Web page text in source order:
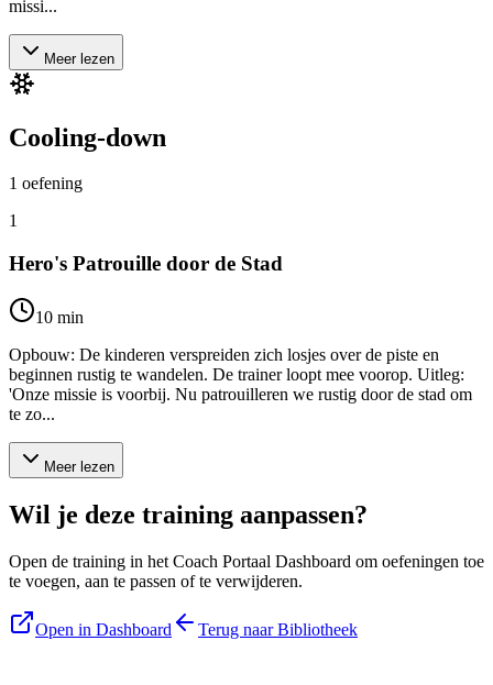
missi...
Meer lezen
Cooling-down
1 oefening
1
Hero's Patrouille door de Stad
10 min
Opbouw: De kinderen verspreiden zich losjes over de piste en
beginnen rustig te wandelen. De trainer loopt mee voorop. Uitleg:
'Onze missie is voorbij. Nu patrouilleren we rustig door de stad om
te zo...
Meer lezen
Wil je deze training aanpassen?
Open de training in het Coach Portaal Dashboard om oefeningen toe
te voegen, aan te passen of te verwijderen.
Open in Dashboard Terug naar Bibliotheek